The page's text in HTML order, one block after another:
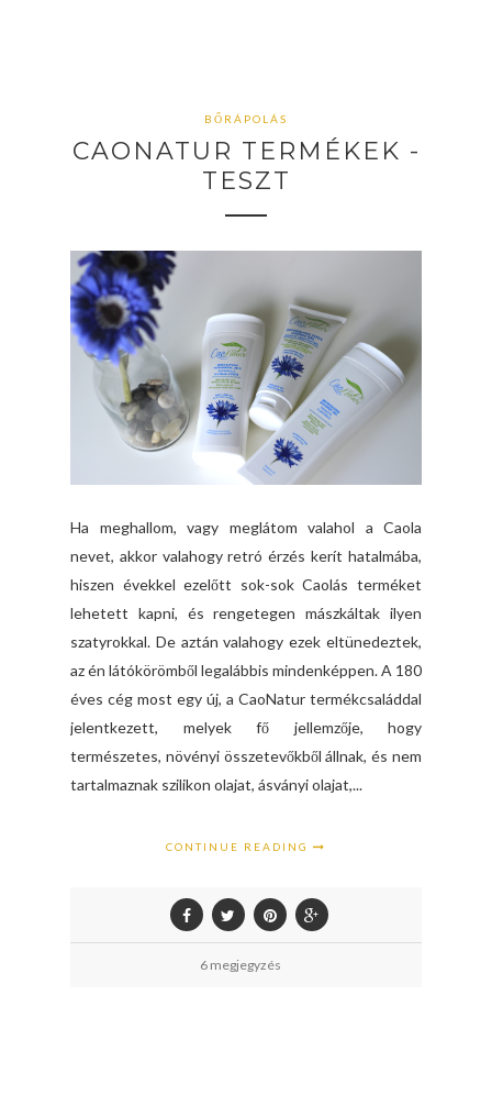
BŐRÁPOLÁS
CAONATUR TERMÉKEK -
TESZT
Ha meghallom, vagy meglátom valahol a Caola
nevet, akkor valahogy retró érzés kerít hatalmába,
hiszen évekkel ezelőtt sok-sok Caolás terméket
lehetett kapni, és rengetegen mászkáltak ilyen
szatyrokkal. De aztán valahogy ezek eltünedeztek,
az én látókörömből legalábbis mindenképpen. A 180
éves cég most egy új, a CaoNatur termékcsaláddal
jelentkezett, melyek fő jellemzője, hogy
természetes, növényi összetevőkből állnak, és nem
tartalmaznak szilikon olajat, ásványi olajat,...
CONTINUE READING
6 megjegyzés